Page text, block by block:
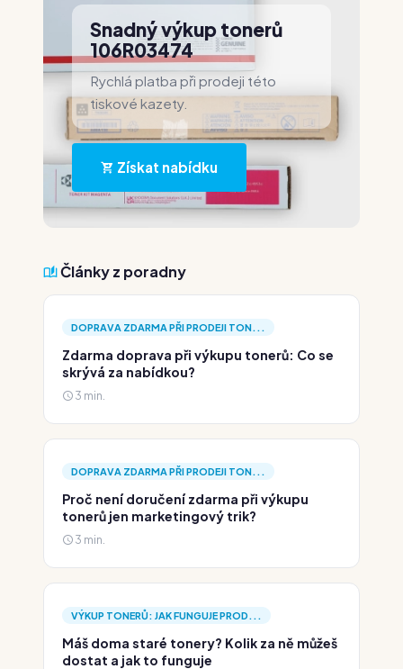
Snadný výkup tonerů
106R03474
Rychlá platba při prodeji této
tiskové kazety.
Získat nabídku
Články z poradny
DOPRAVA ZDARMA PŘI PRODEJI TON...
Zdarma doprava při výkupu tonerů: Co se
skrývá za nabídkou?
3 min.
DOPRAVA ZDARMA PŘI PRODEJI TON...
Proč není doručení zdarma při výkupu
tonerů jen marketingový trik?
3 min.
VÝKUP TONERŮ: JAK FUNGUJE PROD...
Máš doma staré tonery? Kolik za ně můžeš
dostat a jak to funguje